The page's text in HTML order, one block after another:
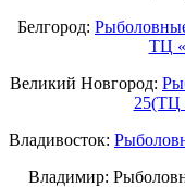
Белгород:
ТЦ
Великий Новгород:
25(ТЦ
Владивосток:
Владимир: